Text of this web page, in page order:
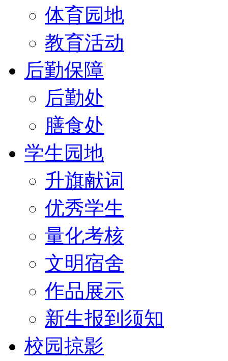
体育园地
教育活动
后勤保障
后勤处
膳食处
学生园地
升旗献词
优秀学生
量化考核
文明宿舍
作品展示
新生报到须知
校园掠影